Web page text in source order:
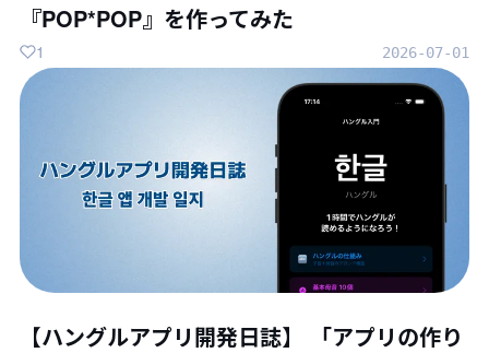
『POP*POP』を作ってみた
2026-07-01
1
【ハングルアプリ開発日誌】 「アプリの作り